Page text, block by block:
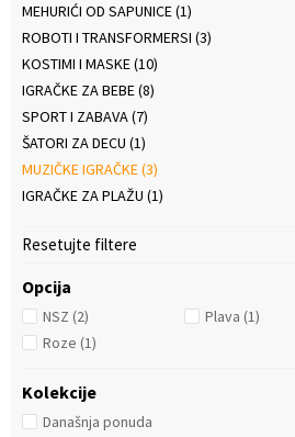
MEHURIĆI OD SAPUNICE(1)
ROBOTI I TRANSFORMERSI (3)
KOSTIMI I MASKE(10)
IGRAČKE ZA BEBE(8)
SPORT I ZABAVA(7)
ŠATORI ZA DECU (1)
MUZIČKE IGRAČKE(3)
IGRAČKE ZA PLAŽU (1)
Resetujte filtere
Opcija
NSZ (2) Plava (1)
Roze (1)
Kolekcije
Današnja ponuda